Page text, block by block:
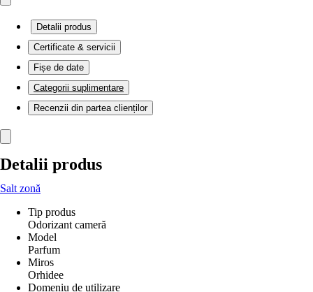
Detalii produs
Certificate & servicii
Fișe de date
Categorii suplimentare
Recenzii din partea clienților
Detalii produs
Salt zonă
Tip produs
Odorizant cameră
Model
Parfum
Miros
Orhidee
Domeniu de utilizare